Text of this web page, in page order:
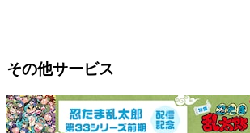
その他サービス